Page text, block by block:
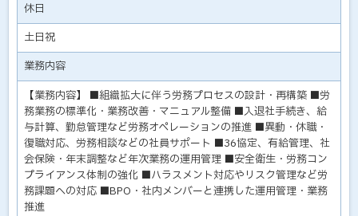
休日
土日祝
業務内容
【業務内容】 ■組織拡大に伴う労務プロセスの設計・再構築 ■労
務業務の標準化・業務改善・マニュアル整備 ■入退社手続き、給
与計算、勤怠管理など労務オペレーションの推進 ■異動・休職・
復職対応、労務相談などの社員サポート ■36協定、有給管理、社
会保険・年末調整など年次業務の運用管理 ■安全衛生・労務コン
プライアンス体制の強化 ■ハラスメント対応やリスク管理など労
務課題への対応 ■BPO・社内メンバーと連携した運用管理・業務
推進